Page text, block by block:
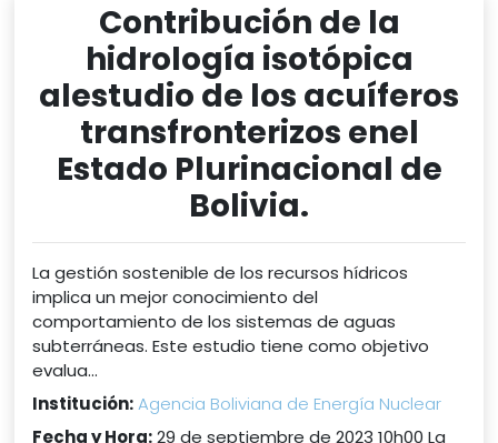
Contribución de la
hidrología isotópica
alestudio de los acuíferos
transfronterizos enel
Estado Plurinacional de
Bolivia.
La gestión sostenible de los recursos hídricos
implica un mejor conocimiento del
comportamiento de los sistemas de aguas
subterráneas. Este estudio tiene como objetivo
evalua...
Institución:Agencia Boliviana de Energía Nuclear
Fecha y Hora:29 de septiembre de 2023 10h00 La